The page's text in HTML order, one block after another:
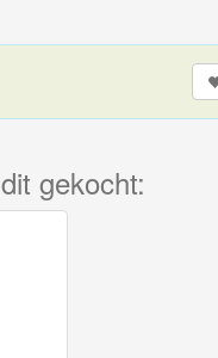
gekocht: